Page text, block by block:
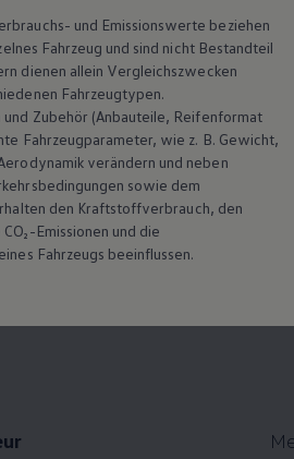
und Emissionswerte beziehen
Fahrzeug und sind nicht Bestandteil
dienen allein Vergleichszwecken
Fahrzeugtypen.
und Zubehör (Anbauteile, Reifenformat
Fahrzeugparameter, wie z. B. Gewicht,
verändern und neben
sowie dem
den Kraftstoffverbrauch, den
Emissionen und die
Fahrzeugs beeinflussen.